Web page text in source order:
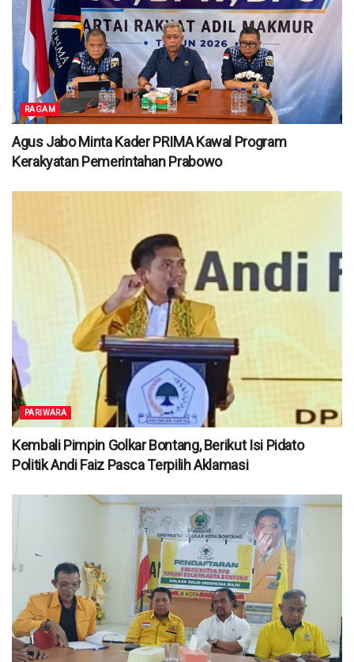
RAGAM
Agus Jabo Minta Kader PRIMA Kawal Program
Kerakyatan Pemerintahan Prabowo
PARIWARA
Kembali Pimpin Golkar Bontang, Berikut Isi Pidato
Politik Andi Faiz Pasca Terpilih Aklamasi